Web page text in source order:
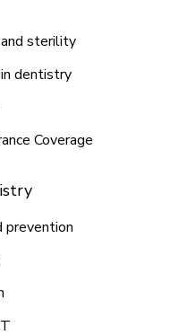
sterility
dentistry
Coverage
prevention